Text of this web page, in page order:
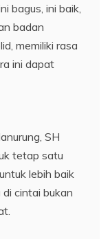
bagus, ini baik,
badan
memiliki rasa
ini dapat
SH
tetap satu
lebih baik
cintai bukan